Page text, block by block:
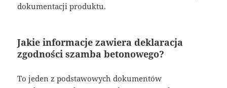
dokumentacji produktu.
Jakie informacje zawiera deklaracja
zgodności szamba betonowego?
To jeden z podstawowych dokumentów